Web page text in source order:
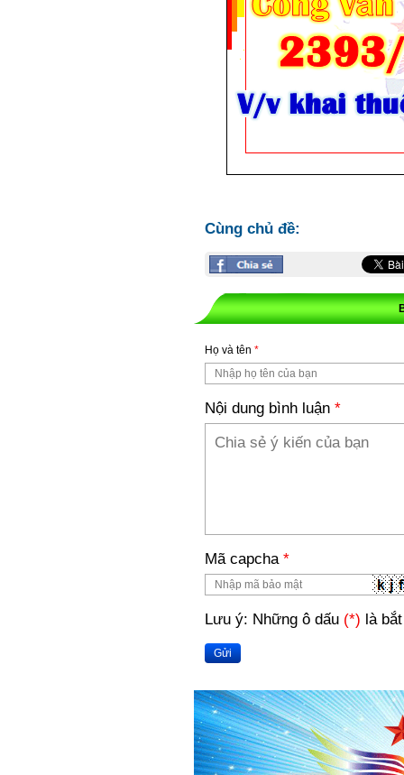
Cùng chủ đề:
Họ và tên *
Nội dung bình luận *
Mã capcha *
Lưu ý: Những ô dấu (*) là
Gửi